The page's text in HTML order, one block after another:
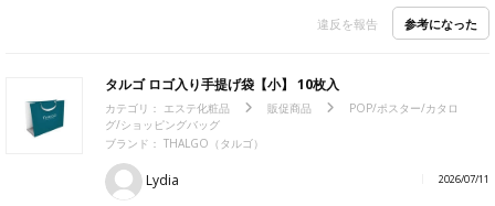
違反を報告 参考になった
タルゴ ロゴ入り手提げ袋【小】 10枚入
カテゴリ： エステ化粧品 販促商品
POP/ポスター/カタロ
グ/ショッピングバッグ
ブランド： THALGO（タルゴ）
Lydia 2026/07/11